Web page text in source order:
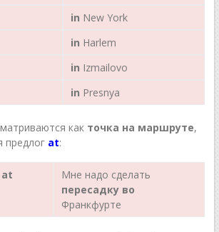
in New York
in Harlem
in Izmailovo
in Presnya
как точка на маршруте,
предлог at:
at
Мне надо сделать
пересадку во
Франкфурте